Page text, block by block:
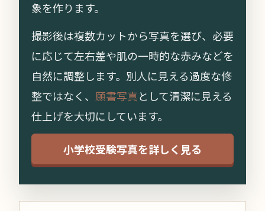
象を作ります。
撮影後は複数カットから写真を選び、必要
に応じて左右差や肌の一時的な赤みなどを
自然に調整します。別人に見える過度な修
整ではなく、 願書写真として清潔に見える
仕上げを大切にしています。
小学校受験写真を詳しく見る